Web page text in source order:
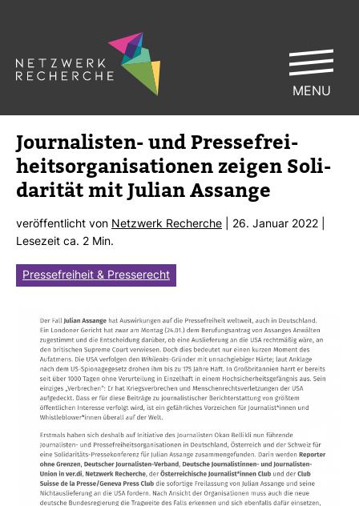
Jour­na­listen-​ und Pres­se­frei­
heits­or­ga­ni­sa­tionen zeigen Soli­
da­rität mit Julian Assange
ver­öf­fent­licht von Netz­werk Recherche | 26. Januar 2022 |
Lese­zeit ca. 2 Min.
Pressefreiheit & Presserecht
MENU